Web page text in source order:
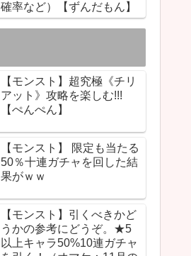
確率など）【ずんだもん】
【モンスト】超究極《チリ
アット》攻略を楽しむ!!!
【ぺんぺん】
【モンスト】 限定も当たる
50％十連ガチャを回した結
果がｗｗ
【モンスト】引くべきかど
うかの参考にどうぞ。★5
以上キャラ50%10連ガチャ